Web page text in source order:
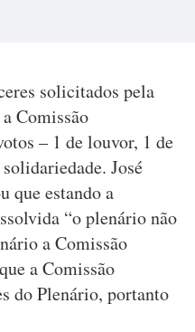
solicitados pela
Comissão
– 1 de louvor, 1 de
José
que estando a
“o plenário não
a Comissão
a Comissão
do Plenário, portanto